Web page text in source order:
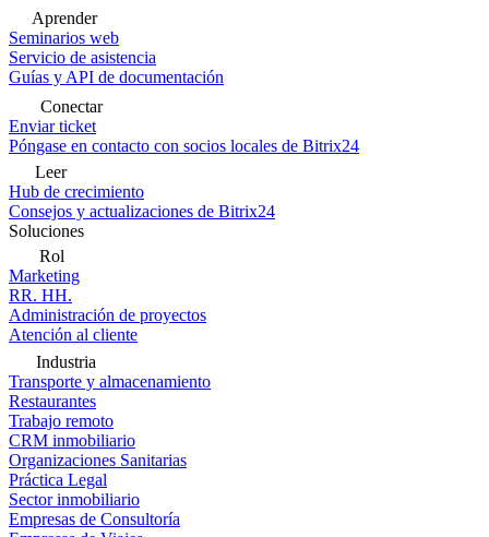
Aprender
Seminarios web
Servicio de asistencia
Guías y API de documentación
Conectar
Enviar ticket
Póngase en contacto con socios locales de Bitrix24
Leer
Hub de crecimiento
Consejos y actualizaciones de Bitrix24
Soluciones
Rol
Marketing
RR. HH.
Administración de proyectos
Atención al cliente
Industria
Transporte y almacenamiento
Restaurantes
Trabajo remoto
CRM inmobiliario
Organizaciones Sanitarias
Práctica Legal
Sector inmobiliario
Empresas de Consultoría